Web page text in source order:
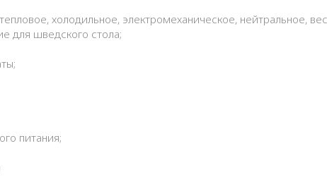
холодильное, электромеханическое, нейтральное,
для шведского стола;
питания;